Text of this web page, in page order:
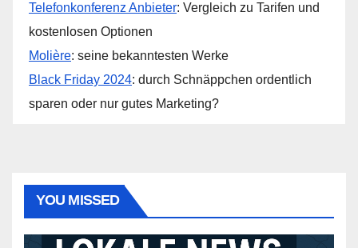
Telefonkonferenz Anbieter: Vergleich zu Tarifen und
kostenlosen Optionen
Molière: seine bekanntesten Werke
Black Friday 2024: durch Schnäppchen ordentlich
sparen oder nur gutes Marketing?
YOU MISSED